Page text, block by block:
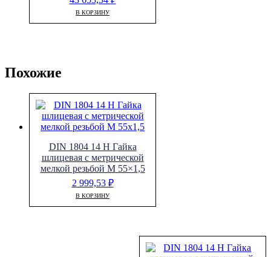
В КОРЗИНУ
Похожие
DIN 1804 14 H Гайка
шлицевая с метрической
мелкой резьбой M 55×1,5
2 999,53 ₽
В КОРЗИНУ